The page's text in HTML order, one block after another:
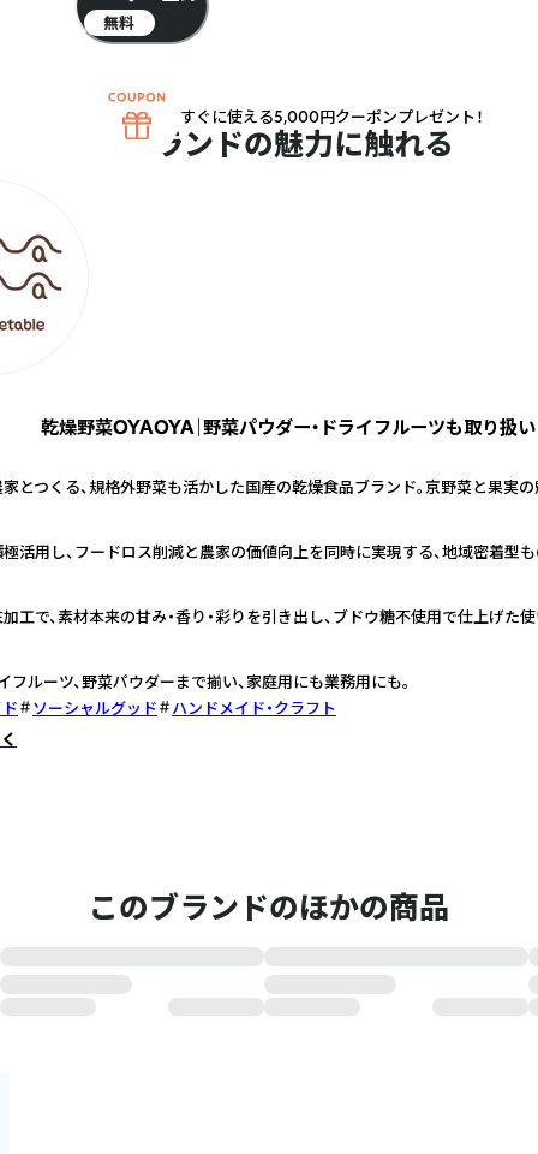
ブランドの魅力に触れる
乾燥野菜OYAOYA｜野菜パウダー・ドライフルーツも取り扱い
とつくる、規格外野菜も活かした国産の乾燥食品ブランド。京野菜と果実の
活用し、フードロス削減と農家の価値向上を同時に実現する、地域密着型も
工で、素材本来の甘み・香り・彩りを引き出し、ブドウ糖不使用で仕上げた
フルーツ、野菜パウダーまで揃い、家庭用にも業務用にも。
ソーシャルグッド
ハンドメイド・クラフト
このブランドのほかの商品
無料
すぐに使える5,000円クーポンプレゼント！